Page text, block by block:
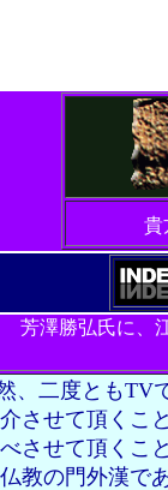
貴
芳澤勝弘氏に、
二度ともTV
させて頂くこ
させて頂くこ
教の門外漢で